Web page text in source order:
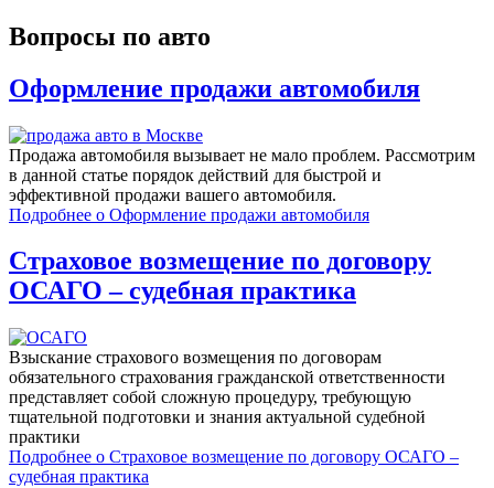
Вопросы по авто
Оформление продажи автомобиля
Продажа автомобиля вызывает не мало проблем. Рассмотрим
в данной статье порядок действий для быстрой и
эффективной продажи вашего автомобиля.
Подробнее о Оформление продажи автомобиля
Страховое возмещение по договору
ОСАГО – судебная практика
Взыскание страхового возмещения по договорам
обязательного страхования гражданской ответственности
представляет собой сложную процедуру, требующую
тщательной подготовки и знания актуальной судебной
практики
Подробнее о Страховое возмещение по договору ОСАГО –
судебная практика